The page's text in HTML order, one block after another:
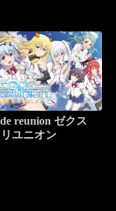
reunion ゼクス
ユニオン